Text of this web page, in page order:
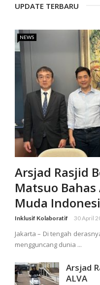
UPDATE TERBARU
NEWS
Arsjad Rasjid
Matsuo Bahas
Muda
Inklusif Kolaboratif 30 April
Jakarta – Di tengah
mengguncang dunia ...
Arsjad
ALVA